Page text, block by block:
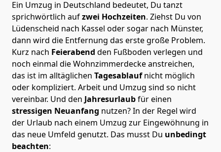
Ein Umzug in Deutschland bedeutet, Du tanzt
sprichwörtlich aufzwei Hochzeiten. Ziehst Du von
Lüdenscheid nach Kassel oder sogar nach Münster,
dann wird die Entfernung das erste große Problem.
Kurz nach Feierabend den Fußboden verlegen und
noch einmal die Wohnzimmerdecke anstreichen,
das ist im alltäglichen Tagesablaufnicht möglich
oder kompliziert. Arbeit und Umzug sind so nicht
vereinbar. Und den Jahresurlaubfür einen
stressigen Neuanfang nutzen? In der Regel wird
der Urlaub nach einem Umzug zur Eingewöhnung in
das neue Umfeld genutzt. Das musst Du unbedingt
beachten: